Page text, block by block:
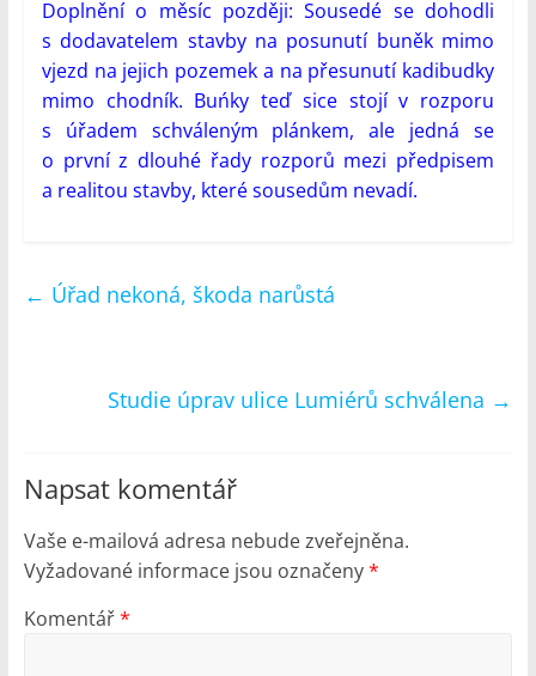
Doplnění o měsíc později: Sousedé se dohodli
s dodavatelem stavby na posunutí buněk mimo
vjezd na jejich pozemek a na přesunutí kadibudky
mimo chodník. Buńky teď sice stojí v rozporu
s úřadem schváleným plánkem, ale jedná se
o první z dlouhé řady rozporů mezi předpisem
a realitou stavby, které sousedům nevadí.
← Úřad nekoná, škoda narůstá
Studie úprav ulice Lumiérů schválena →
Napsat komentář
Vaše e-mailová adresa nebude zveřejněna.
Vyžadované informace jsou označeny*
Komentář*